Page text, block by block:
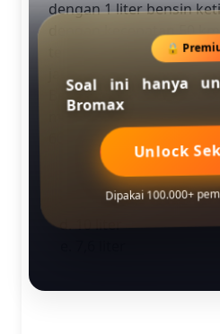
dengan 1 liter bensin
dengan kecepatan 50
tersebut berkecepatan
jarak yang dapat
Berapakah bensin yang
menempuh jarak 120
60 km per jam?
6,4 liter
8 liter
9,6 liter
10 liter
🔒
Soal ini hanya
Bromax
Unlock
Dipakai 100.000+